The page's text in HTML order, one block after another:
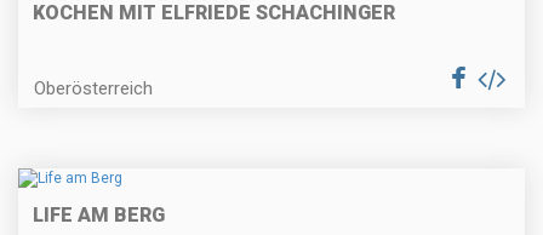
KOCHEN MIT ELFRIEDE SCHACHINGER
Oberösterreich
LIFE AM BERG